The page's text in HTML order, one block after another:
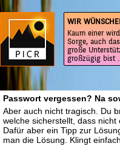
WIR
Kaum einer
Sorge, auch
große
großzügig bist
Passwort vergessen? Na
Aber auch nicht tragisch. Du
welche sicherstellt, dass
Dafür aber ein Tipp zur
man die Lösung. Klingt